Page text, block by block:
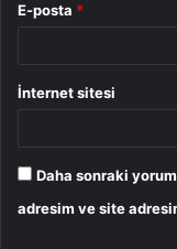
E-posta *
İnternet sitesi
Daha sonraki
adresim ve site